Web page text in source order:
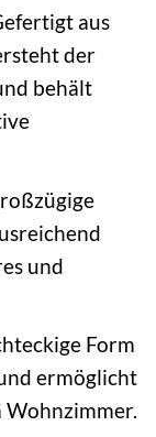
aus
der
behält
und
Form
ermöglicht